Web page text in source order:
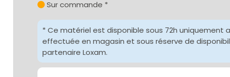
Sur commande *
* Ce matériel est disponible sous 72h uniquement
effectuée en magasin et sous réserve de
partenaire Loxam.